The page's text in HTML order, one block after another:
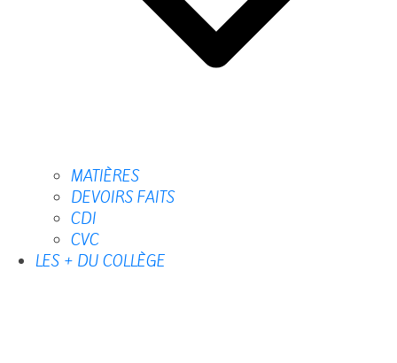
MATIÈRES
DEVOIRS FAITS
CDI
CVC
LES + DU COLLÈGE